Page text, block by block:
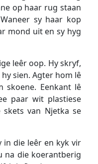
op haar rug staan
sy haar kop
mond uit en sy hyg
leêr oop. Hy skryf,
sien. Agter hom lê
skoene. Eenkant lê
paar wit plastiese
skets van Njetka se
in die leêr en kyk vir
na die koerantberig